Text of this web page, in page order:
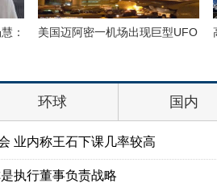
：
美国迈阿密一机场出现巨型UFO
环球 国内
业内称王石下课几率较高
执行董事负责战略